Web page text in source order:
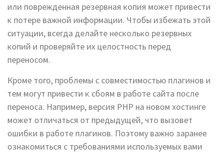
или поврежденная резервная копия может привести
к потере важной информации. Чтобы избежать этой
ситуации, всегда делайте несколько резервных
копий и проверяйте их целостность перед
переносом.
Кроме того, проблемы с совместимостью плагинов и
тем могут привести к сбоям в работе сайта после
переноса. Например, версия PHP на новом хостинге
может отличаться от предыдущей, что вызовет
ошибки в работе плагинов. Поэтому важно заранее
ознакомиться с требованиями используемых вами